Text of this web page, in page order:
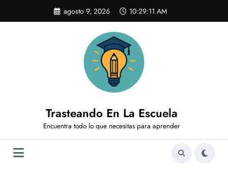
contenido
agosto 9, 2026 10:29:12 AM
Trasteando En La Escuela
Encuentra todo lo que necesitas para aprender